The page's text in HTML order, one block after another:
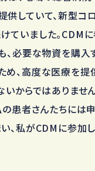
していて、新型コ
いました。CDMに
、必要な物資を購入
、高度な医療を提
からではありませ
の患者さんたちには
、私がCDMに参加